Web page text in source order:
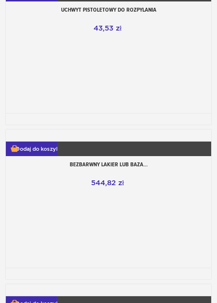
UCHWYT PISTOLETOWY DO ROZPYLANIA
43,53 zł
Dodaj do koszyka
BEZBARWNY LAKIER LUB BAZA...
544,82 zł